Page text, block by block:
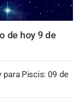
de hoy 9 de
Piscis: 09 de